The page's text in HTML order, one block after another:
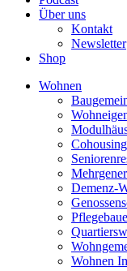
Über uns
Kontakt
Newsletter
Shop
Wohnen
Demenz-
Wohnen